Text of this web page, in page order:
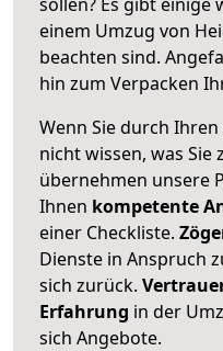
einem Umzug von
beachten sind.
hin zum Verpacken
Wenn Sie durch
nicht wissen, was Sie
übernehmen unsere
Ihnen kompetente
einer Checkliste.
Dienste in Anspruch
sich zurück.
Erfahrung in der
sich Angebote.